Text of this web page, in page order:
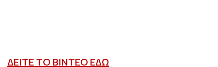
ΔΕΙΤΕ ΤΟ ΒΙΝΤΕΟ ΕΔΩ